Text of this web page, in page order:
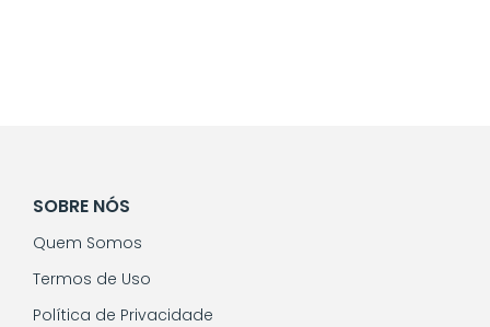
SOBRE NÓS
Quem Somos
Termos de Uso
Política de Privacidade